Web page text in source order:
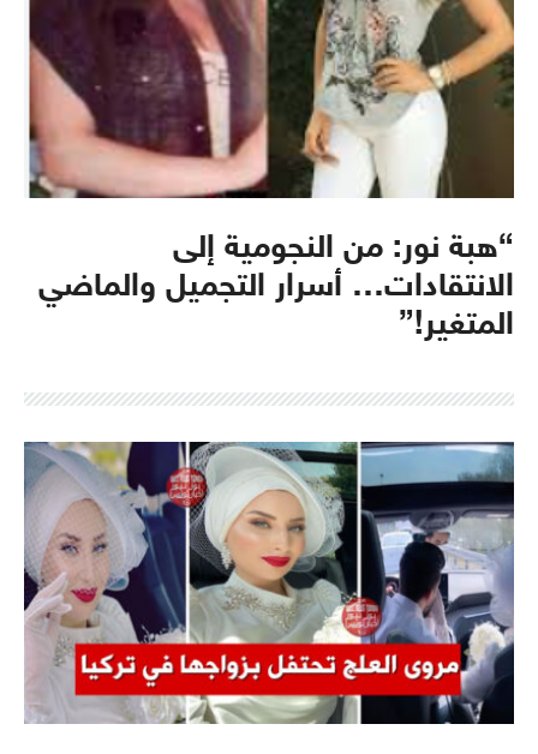
“هبة نور: من النجومية إلى
الانتقادات… أسرار التجميل والماضي
المتغير!”